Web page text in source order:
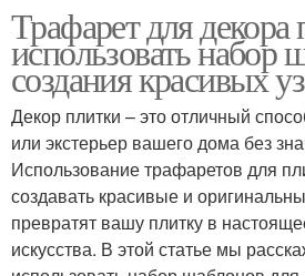
Трафарет для декора
использовать набор
создания красивых
Декор плитки – это отличный
или экстерьер вашего дома без
Использование трафаретов для
создавать красивые и
превратят вашу плитку в
искусства. В этой статье мы